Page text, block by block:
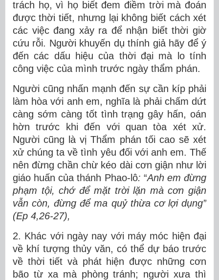
trách họ, vì họ biết đem điềm trời mà đoán
được thời tiết, nhưng lại không biết cách xét
các việc đang xảy ra để nhận biết thời giờ
cứu rỗi. Người khuyến dụ thính giả hãy để ý
đến các dấu hiệu của thời đại mà lo tính
công việc của mình trước ngày thẩm phán.
Người cũng nhấn mạnh đến sự cần kíp phải
làm hòa với anh em, nghĩa là phải chấm dứt
càng sớm càng tốt tình trạng gây hấn, oán
hờn trước khi đến với quan tòa xét xử.
Người cũng là vị Thẩm phán tối cao sẽ xét
xử chúng ta về tình yêu đối với anh em. Thế
nên đừng chần chừ kéo dài cơn giận như lời
giáo huấn của thánh Phao-lô: “Anh em đừng
phạm tội, chớ để mặt trời lặn mà cơn giận
vẫn còn, đừng để ma quỷ thừa cơ lợi dụng”
(Ep 4,26-27),
2. Khác với ngày nay với máy móc hiện đại
về khí tượng thủy văn, có thể dự báo trước
về thời tiết và phát hiện được những cơn
bão từ xa mà phòng tránh; người xưa thì